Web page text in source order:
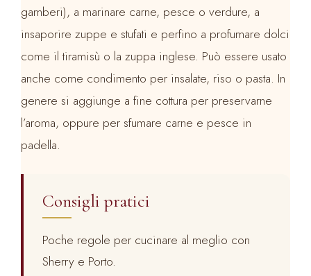
gamberi), a marinare carne, pesce o verdure, a
insaporire zuppe e stufati e perfino a profumare dolci
come il tiramisù o la zuppa inglese. Può essere usato
anche come condimento per insalate, riso o pasta. In
genere si aggiunge a fine cottura per preservarne
l’aroma, oppure per sfumare carne e pesce in
padella.
Consigli pratici
Poche regole per cucinare al meglio con
Sherry e Porto.